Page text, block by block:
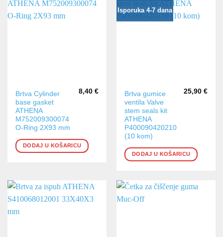
Brtva Cylinder
base gasket
ATHENA
M752009300074
O-Ring 2X93 mm
8,40 €
DODAJ U KOŠARICU
Isporuka 4-7 dana
Brtva gumice
ventila Valve
stem seals kit
ATHENA
P400090420210
(10 kom)
25,90 €
DODAJ U KOŠARICU